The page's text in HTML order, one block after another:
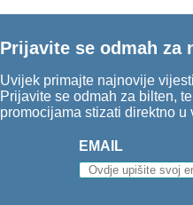
Prijavite se odmah za
Uvijek primajte najnovije
Prijavite se odmah za bilten,
promocijama stizati direktno u
EMAIL